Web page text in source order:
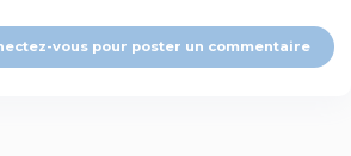
vous pour poster un commentaire